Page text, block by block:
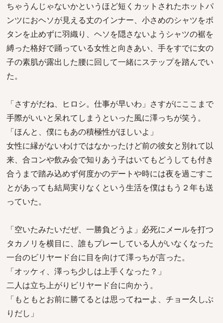
ちゃうんじゃないかというほど短くカットされたホットパ
ンツにおヘソが見える丈のインナー、小さめのシャツをボ
タンを止めずに羽織り、ヘソを隠さないようシャツの裾を
縛った格好で踊っている女性と向きあい、手をすでに女の
子の素肌が露出した腰に回して一緒にステップを踏んでい
た。
「さすがだね、ヒロシ。仕事が早いわ」さすがにここまで
手際がいいと呆れてしまうといった風に澤っちが笑う。
「ほんと、僕にもあの積極性がほしいよ」
女性に縁がないわけではなかったけど前の彼女と別れて以
来、合コンや飲み会で知りあう子はいてもどうしても付き
合うまで踏み込めず何度かのデートや時には夜を過ごすこ
とがあっても結局実りなくという生活を僕はもう２年も送
っていた。
「空いたみたいだぜ、一勝負どうよ」必死にメールを打つ
タカノリを横目に、誰もプレーしている人がいなくなった
一台のビリヤード台に目を向けて澤っちが言った。
「オッケィ、澤っち少しは上手くなった？」
二人は立ち上がりビリヤード台に向かう。
「もともとお前に勝てるとは思ってねーよ、チョー久しぶ
りだし」